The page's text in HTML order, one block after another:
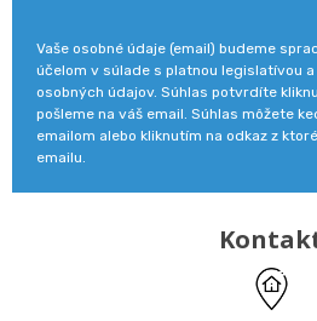
Vaše osobné údaje (email) budeme
účelom v súlade s platnou legislatívou
osobných údajov. Súhlas potvrdíte
pošleme na váš email. Súhlas môžete
emailom alebo kliknutím na odkaz z
emailu.